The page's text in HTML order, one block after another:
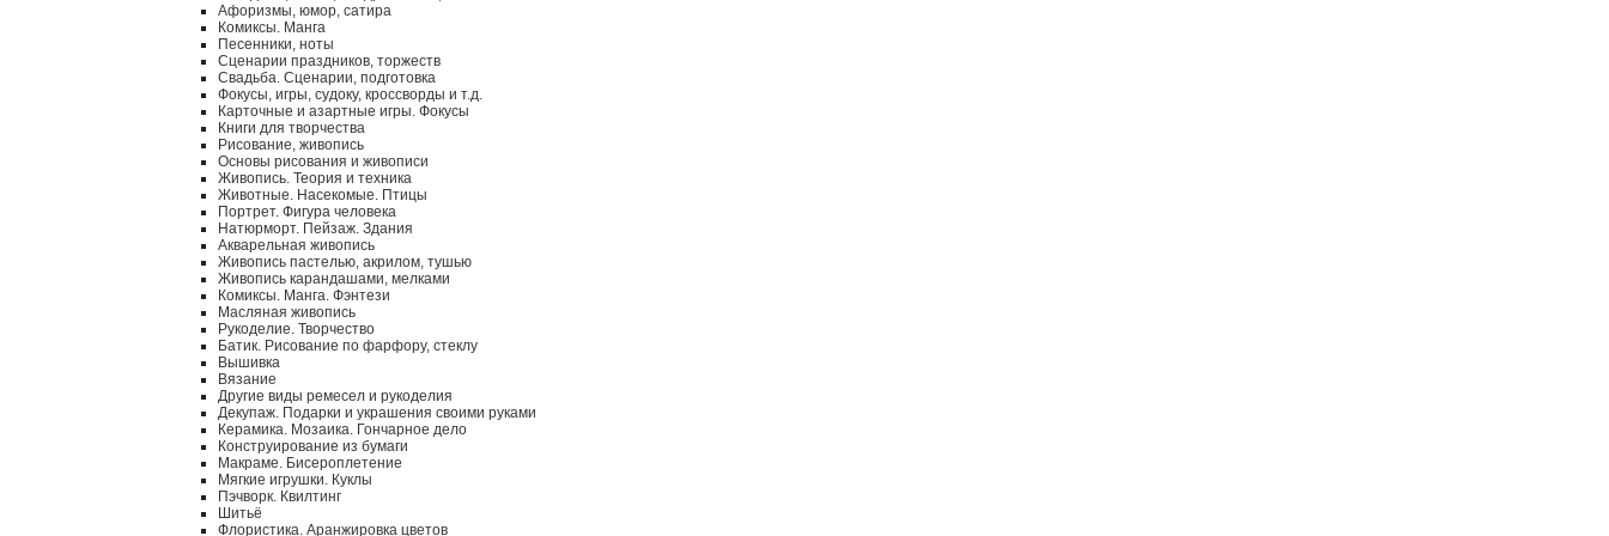
Афоризмы, юмор, сатира
Комиксы. Манга
Песенники, ноты
Сценарии праздников, торжеств
Свадьба. Сценарии, подготовка
Фокусы, игры, судоку, кроссворды и т.д.
Карточные и азартные игры. Фокусы
Книги для творчества
Рисование, живопись
Основы рисования и живописи
Живопись. Теория и техника
Животные. Насекомые. Птицы
Портрет. Фигура человека
Натюрморт. Пейзаж. Здания
Акварельная живопись
Живопись пастелью, акрилом, тушью
Живопись карандашами, мелками
Комиксы. Манга. Фэнтези
Масляная живопись
Рукоделие. Творчество
Батик. Рисование по фарфору, стеклу
Вышивка
Вязание
Другие виды ремесел и рукоделия
Декупаж. Подарки и украшения своими руками
Керамика. Мозаика. Гончарное дело
Конструирование из бумаги
Макраме. Бисероплетение
Мягкие игрушки. Куклы
Пэчворк. Квилтинг
Шитьё
Флористика. Аранжировка цветов